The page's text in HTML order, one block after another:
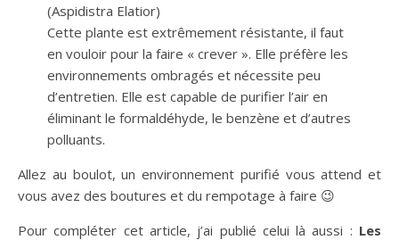
(Aspidistra Elatior)
Cette plante est extrêmement résistante, il faut
en vouloir pour la faire « crever ». Elle préfère les
environnements ombragés et nécessite peu
d’entretien. Elle est capable de purifier l’air en
éliminant le formaldéhyde, le benzène et d’autres
polluants.
Allez au boulot, un environnement purifié vous attend et
vous avez des boutures et du rempotage à faire 😉
Pour compléter cet article, j’ai publié celui là aussi : Les